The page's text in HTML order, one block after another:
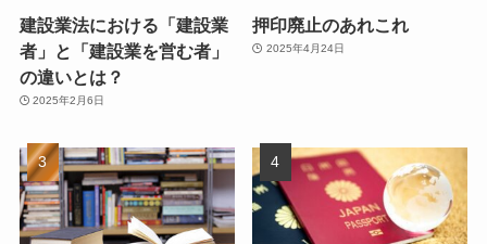
建設業法における「建設業
者」と「建設業を営む者」
の違いとは？
2025年2月6日
押印廃止のあれこれ
2025年4月24日